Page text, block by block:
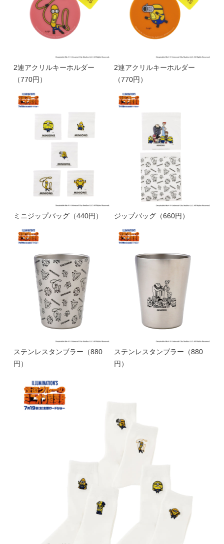
2連アクリルキーホルダー
（770円）
2連アクリルキーホルダー
（770円）
ミニジップバッグ（440円） ジップバッグ（660円）
ステンレスタンブラー（880
円）
ステンレスタンブラー（880
円）